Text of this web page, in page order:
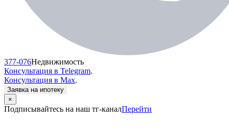
377-076Недвижимость
Консультация в Telegram.
Консультация в Max.
Заявка на ипотеку
×
Подписывайтесь на наш тг-каналПерейти